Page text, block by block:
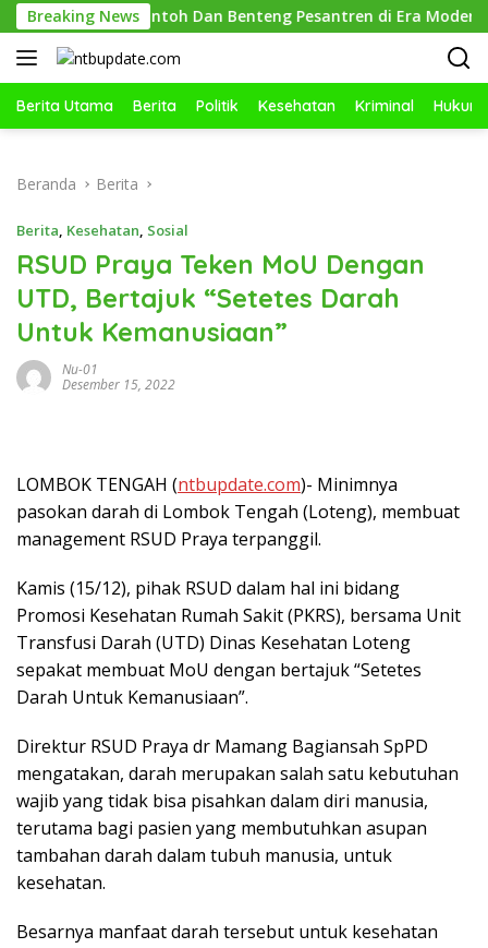
Langsung
ke
konten
Breaking News
Contoh Dan Benteng Pesantren di Era Modern
Berita Utama Berita Politik Kesehatan Kriminal Hukum
Beranda Berita
Berita, Kesehatan, Sosial
RSUD Praya Teken MoU Dengan
UTD, Bertajuk “Setetes Darah
Untuk Kemanusiaan”
Nu-01
Desember 15, 2022
LOMBOK TENGAH (ntbupdate.com)- Minimnya
pasokan darah di Lombok Tengah (Loteng), membuat
management RSUD Praya terpanggil.
Kamis (15/12), pihak RSUD dalam hal ini bidang
Promosi Kesehatan Rumah Sakit (PKRS), bersama Unit
Transfusi Darah (UTD) Dinas Kesehatan Loteng
sepakat membuat MoU dengan bertajuk “Setetes
Darah Untuk Kemanusiaan”.
Direktur RSUD Praya dr Mamang Bagiansah SpPD
mengatakan, darah merupakan salah satu kebutuhan
wajib yang tidak bisa pisahkan dalam diri manusia,
terutama bagi pasien yang membutuhkan asupan
tambahan darah dalam tubuh manusia, untuk
kesehatan.
Besarnya manfaat darah tersebut untuk kesehatan